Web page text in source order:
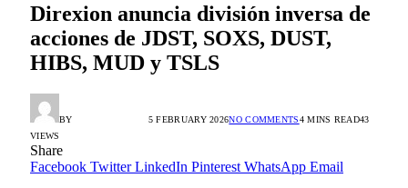
Direxion anuncia división inversa de
acciones de JDST, SOXS, DUST,
HIBS, MUD y TSLS
BY 5 FEBRUARY 2026NO COMMENTS4 MINS READ43
VIEWS
Share
Facebook Twitter LinkedIn Pinterest WhatsApp Email